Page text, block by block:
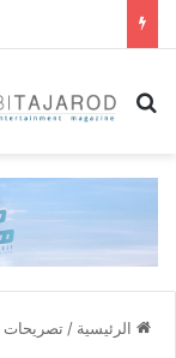
بحث عن
الرئيسية / تصريحات